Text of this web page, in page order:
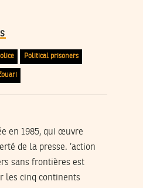
Political prisoners
en 1985, qui œuvre
de la presse. ’action
sans frontières est
les cinq continents